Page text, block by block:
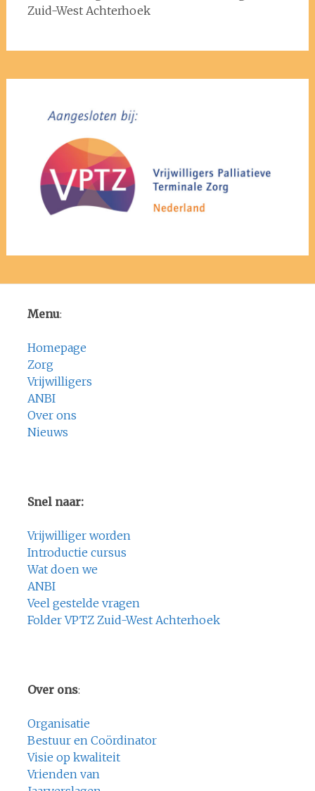
Zuid-West Achterhoek
Menu:
Homepage
Zorg
Vrijwilligers
ANBI
Over ons
Nieuws
Snel naar:
Vrijwilliger worden
Introductie cursus
Wat doen we
ANBI
Veel gestelde vragen
Folder VPTZ Zuid-West Achterhoek
Over ons:
Organisatie
Bestuur en Coördinator
Visie op kwaliteit
Vrienden van